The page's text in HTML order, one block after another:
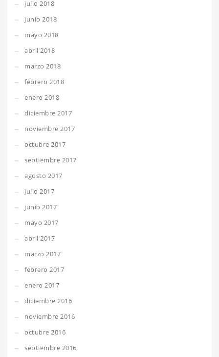
julio 2018
junio 2018
mayo 2018
abril 2018
marzo 2018
febrero 2018
enero 2018
diciembre 2017
noviembre 2017
octubre 2017
septiembre 2017
agosto 2017
julio 2017
junio 2017
mayo 2017
abril 2017
marzo 2017
febrero 2017
enero 2017
diciembre 2016
noviembre 2016
octubre 2016
septiembre 2016